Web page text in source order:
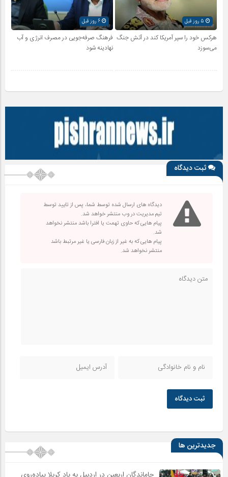
هرکس خود را سپر آمریکا کند در آتش جنگ
می‌سوزد
فرهنگ صرفه‌جویی در مصرف انرژی و آب
نهادینه شود
ثبت دیدگاه
دیدگاه های ارسال شده توسط شما، پس از تایید توسط
تیم مدیریت در وب منتشر خواهد شد.
پیام هایی که حاوی تهمت یا افترا باشد منتشر نخواهد
شد.
پیام هایی که به غیر از زبان فارسی یا غیر مرتبط باشد
منتشر نخواهد شد.
ثبت دیدگاه
جدیدترین ها
جاماندگان اربعین در اردبیل به یاد کربلا پیاده‌روی